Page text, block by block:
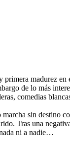
madurez
de lo más
comedias
sin destino
Tras una
ni a nadie…